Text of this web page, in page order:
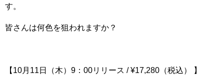
す。
皆さんは何色を狙われますか？
【10月11日（木）9：00リリース / ¥17,280（税込） 】